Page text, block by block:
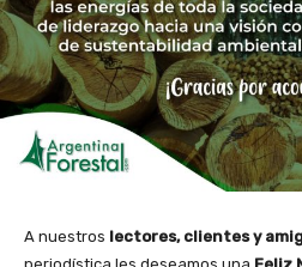
A nuestros lectores, clientes y